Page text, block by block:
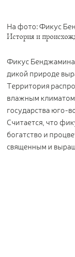
СМИ о нас
На фото: Фикус
История и
Фикус Бенджамина
дикой природе
Территория
влажным
государства юго-
Считается, что
богатство и
священным и